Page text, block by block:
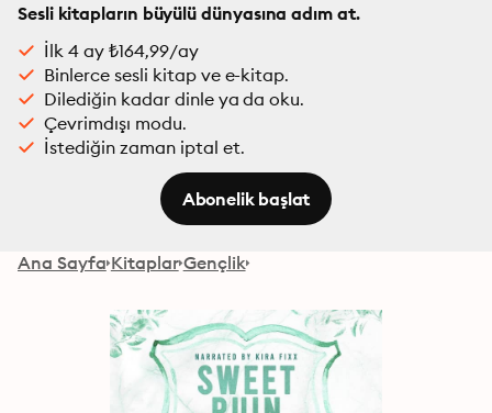
Sesli kitapların büyülü dünyasına adım at.
İlk 4 ay ₺164,99/ay
Binlerce sesli kitap ve e-kitap.
Dilediğin kadar dinle ya da oku.
Çevrimdışı modu.
İstediğin zaman iptal et.
Abonelik başlat
Ana Sayfa Kitaplar Gençlik